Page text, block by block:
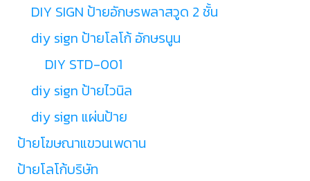
DIY SIGN ป้ายอักษรพลาสวูด 2 ชั้น
diy sign ป้ายโลโก้ อักษรนูน
DIY STD-001
diy sign ป้ายไวนิล
diy sign แผ่นป้าย
ป้ายโฆษณาแขวนเพดาน
ป้ายโลโก้บริษัท